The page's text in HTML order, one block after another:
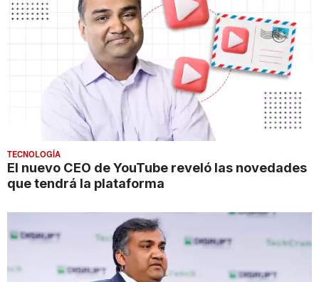
TECNOLOGÍA
El nuevo CEO de YouTube reveló las novedades
que tendrá la plataforma